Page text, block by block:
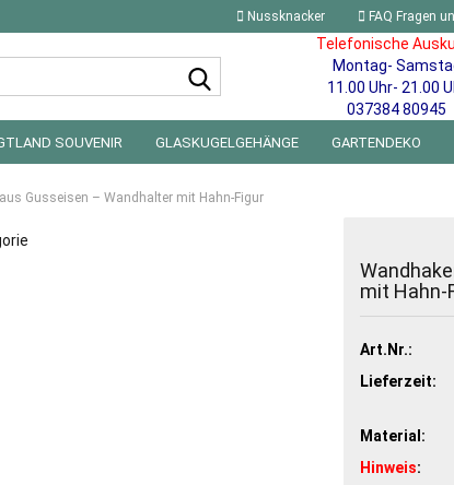
Nussknacker FAQ Fragen
Telefonische
Montag-
11.00 Uhr- 21.00
037384 80945
SOUVENIR GLASKUGELGEHÄNGE GARTENDEKO
Gusseisen – Wandhalter mit Hahn-Figur
mit Hahn-
Art.Nr.:
Lieferzeit:
Material:
Hinweis: